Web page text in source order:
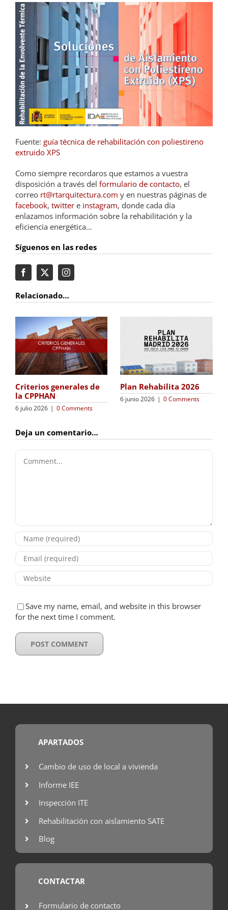
Fuente: guía técnica de rehabilitación con poliestireno
extruido XPS
Como siempre recordaros que estamos a vuestra
disposición a través del formulario de contacto, el
correo rt@rtarquitectura.com y en nuestras páginas de
facebook, twittere instagram, donde cada día
enlazamos información sobre la rehabilitación y la
eficiencia energética…
Síguenos en las redes
Relacionado…
Criterios generales de
la CPPHAN
6 julio 2026 | 0 Comments
Plan Rehabilita 2026
6 junio 2026 | 0 Comments
Deja un comentario…
Comment
Save my name, email, and website in this browser
for the next time I comment.
APARTADOS
Cambio de uso de local a vivienda
Informe IEE
Inspección ITE
Rehabilitación con aislamiento SATE
Blog
CONTACTAR
Formulario de contacto